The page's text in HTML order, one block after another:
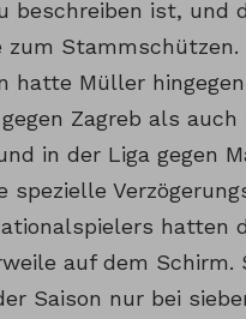
beschreiben ist, und
zum Stammschützen.
hatte Müller
Zagreb als auch
in der Liga gegen
spezielle
hatten
auf dem Schirm.
Saison nur bei